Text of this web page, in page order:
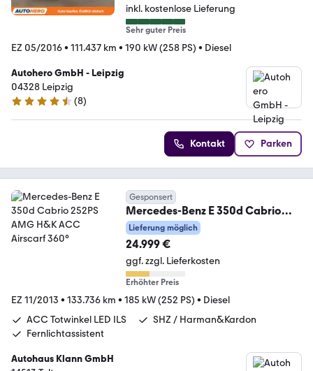
inkl. kostenlose Lieferung
Sehr guter Preis
EZ 05/2016• 111.437 km • 190 kW (258 PS) • Diesel
Autohero GmbH - Leipzig
04328 Leipzig
4.3 Sterne
(8)
Kontakt Parken
Gesponsert
Mercedes-Benz E 350d Cabrio
252PS AMG H&K ACC Airscarf
360°
Lieferung möglich
24.999 €
ggf. zzgl. Lieferkosten
Erhöhter Preis
EZ 11/2013 • 133.736 km • 185 kW (252 PS) • Diesel
ACC Totwinkel LED ILS
SHZ / Harman&Kardon
Fernlichtassistent
Autohaus Klann GmbH